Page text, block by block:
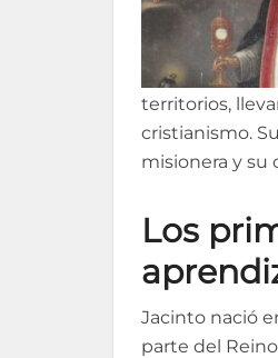
territorios,
cristianismo.
misionera y su
Los
Jacinto nació
parte del